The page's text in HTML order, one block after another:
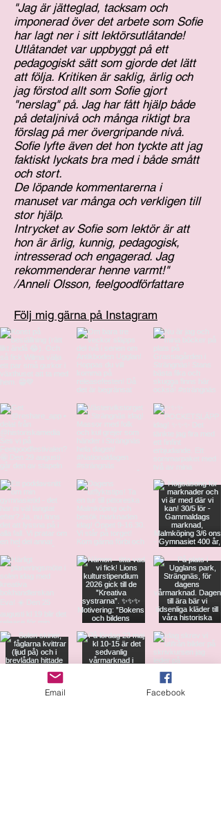
Följ mig gärna på Instagram
"Jag är jätteglad, tacksam och
imponerad över det arbete som Sofie
har lagt ner i sitt lektörsutlåtande!
Utlåtandet var uppbyggt på ett
pedagogiskt sätt som gjorde det lätt
att följa. Kritiken är saklig, ärlig och
jag förstod allt som Sofie gjort
"nerslag" på. Jag har fått hjälp både
på detaljnivå och många riktigt bra
förslag på mer övergripande nivå.
Sofie lyfte även det hon tyckte att jag
faktiskt lyckats bra med i både smått
och stort.
De löpande kommentarerna i
manuset var många och verkligen till
stor hjälp.
Intrycket av Sofie som lektör är att
hon är ärlig, kunnig, pedagogisk,
intresserad och engagerad. Jag
rekommenderar henne varmt!"
/Anneli Olsson, feelgoodförfattare
Email Facebook